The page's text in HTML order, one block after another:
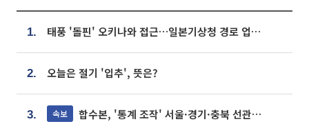
1. 태풍 '돌핀' 오키나와 접근…일본기상청 경로 업데이트
2. 오늘은 절기 '입추', 뜻은?
3. 속보 합수본, '통계 조작' 서울·경기·충북 선관위 등 추가 압수수색